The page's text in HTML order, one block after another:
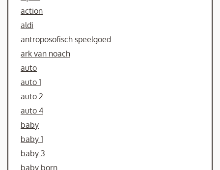
action
aldi
antroposofisch speelgoed
ark van noach
auto
auto 1
auto 2
auto 4
baby
baby 1
baby 3
baby born